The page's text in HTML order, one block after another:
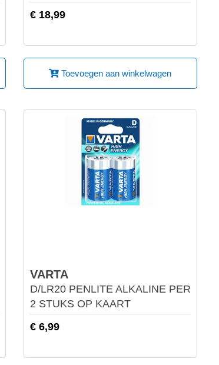
€ 18,99
Toevoegen aan winkelwagen
VARTA
D/LR20 PENLITE ALKALINE PER
2 STUKS OP KAART
€ 6,99